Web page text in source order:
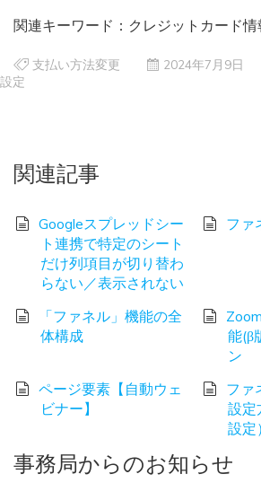
関連キーワード：クレジットカード
支払い方法変更 2024年7月9日
設定
関連記事
Googleスプレッドシー
ト連携で特定のシート
だけ列項目が切り替わ
らない／表示されない
ファ
「ファネル」機能の全
体構成
能(β
ン
ページ要素【自動ウェ
ビナー】
ファ
設定
設定
事務局からのお知らせ